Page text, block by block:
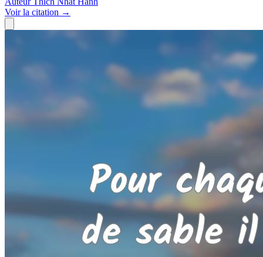
Voirla citation →